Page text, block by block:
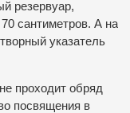
резервуар,
сантиметров. А на
указатель
проходит обряд
посвящения в